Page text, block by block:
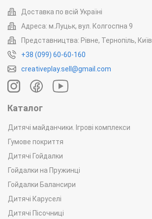
Доставка по всій Україні
Адреса: м.Луцьк, вул. Колгоспна 9
Представництва: Рівне, Тернопіль, Київ
+38 (099) 60-60-160
creativeplay.sell@gmail.com
Каталог
Дитячі майданчики. Ігрові комплекси
Гумове покриття
Дитячі Гойдалки
Гойдалки на Пружинці
Гойдалки Балансири
Дитячі Каруселі
Дитячі Пісочниці